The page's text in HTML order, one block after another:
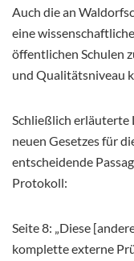
Auch die an
eine
öffentlichen Schulen
und Qualitätsniveau
Schließlich erläuterte
neuen Gesetzes für
entscheidende
Protokoll:
Seite 8: „Diese
komplette externe